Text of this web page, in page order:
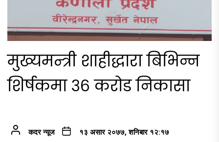
मुख्यमन्त्री शाहीद्धारा बिभिन्न
शिर्षकमा ३६ करोड निकासा
कदर न्यूज १३ असार २०७७, शनिबार १२:१७